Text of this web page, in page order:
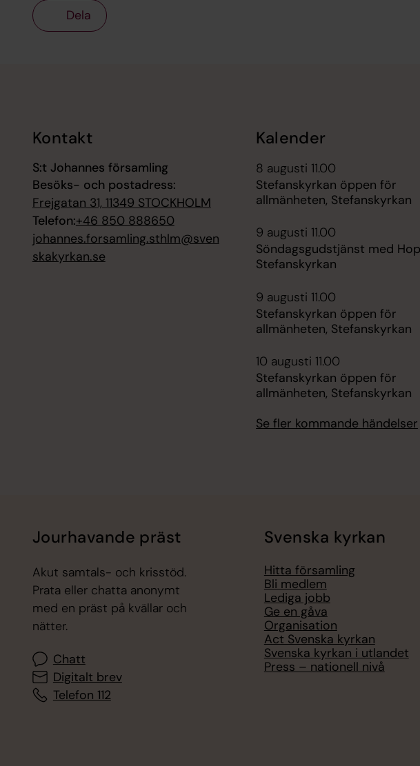
Dela
Kontakt
S:t Johannes församling
Besöks- och postadress:
Frejgatan 31, 11349 STOCKHOLM
Telefon:+46 850 888650
johannes.forsamling.sthlm@sven
skakyrkan.se
Kalender
8 augusti 11.00
Stefanskyrkan öppen för
allmänheten, Stefanskyrkan
9 augusti 11.00
Söndagsgudstjänst med
Stefanskyrkan
9 augusti 11.00
Stefanskyrkan öppen för
allmänheten, Stefanskyrkan
10 augusti 11.00
Stefanskyrkan öppen för
allmänheten, Stefanskyrkan
Se fler kommande händelser
Jourhavande präst
Akut samtals- och krisstöd.
Prata eller chatta anonymt
med en präst på kvällar och
nätter.
Chatt
Digitalt brev
Telefon 112
Svenska kyrkan
Hitta församling
Bli medlem
Lediga jobb
Ge en gåva
Organisation
Act Svenska kyrkan
Svenska kyrkan i utlandet
Press – nationell nivå